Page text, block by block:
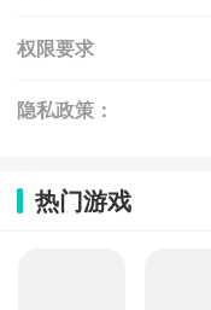
权限要求
隐私政策：
热门游戏